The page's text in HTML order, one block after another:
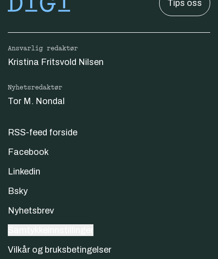
Tips oss
Ansvarlig redaktør
Kristina Fritsvold Nilsen
Nyhetsredaktør
Tor M. Nondal
RSS-feed forside
Facebook
Linkedin
Bsky
Nyhetsbrev
Vilkår og bruksbetingelser